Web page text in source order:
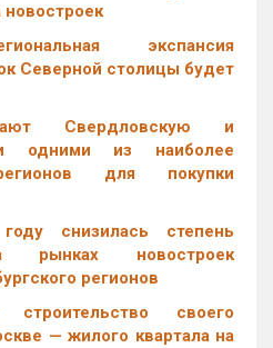
экспансия
Северной столицы будет
Свердловскую и
одними из наиболее
для покупки
снизилась степень
рынках новостроек
регионов
строительство своего
— жилого квартала на